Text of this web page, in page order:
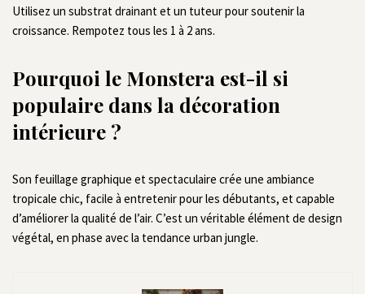
Utilisez un substrat drainant et un tuteur pour soutenir la
croissance. Rempotez tous les 1 à 2 ans.
Pourquoi le Monstera est-il si
populaire dans la décoration
intérieure ?
Son feuillage graphique et spectaculaire crée une ambiance
tropicale chic, facile à entretenir pour les débutants, et capable
d’améliorer la qualité de l’air. C’est un véritable élément de design
végétal, en phase avec la tendance urban jungle.